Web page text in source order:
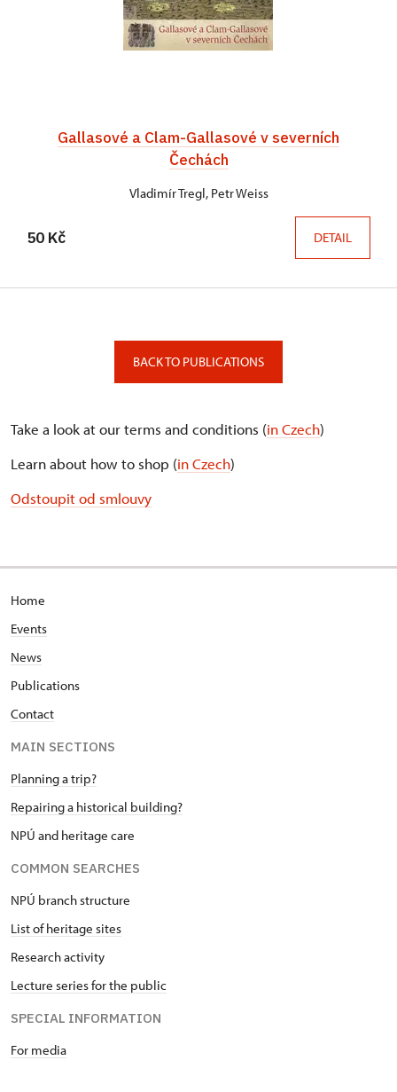
Gallasové a Clam-Gallasové v severních
Čechách
Vladimír Tregl, Petr Weiss
50 Kč DETAIL
BACK TO PUBLICATIONS
Take a look at our terms and conditions (in Czech)
Learn about how to shop (in Czech)
Odstoupit od smlouvy
Home
Events
News
Publications
Contact
MAIN SECTIONS
Planning a trip?
Repairing a historical building?
NPÚ and heritage care
COMMON SEARCHES
NPÚ branch structure
List of heritage sites
Research activity
Lecture series for the public
SPECIAL INFORMATION
For media